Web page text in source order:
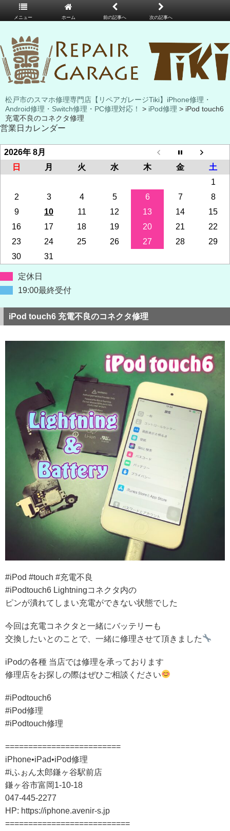
松戸市のスマホ修理専門店【リペアガレージTiki】iPhone修理・
Android修理・Switch修理・PC修理対応！
> iPod修理 > iPod touch6
充電不良のコネクタ修理
営業日カレンダー
2026年 8月
日
月 火 水 木 金
土
1
2
3 4 5 6 7
8
9
10 11 12 13 14
15
16
17 18 19 20 21
22
23
24 25 26 27 28
29
30
31
定休日
19:00最終受付
iPod touch6 充電不良のコネクタ修理
#iPod #touch #充電不良
#iPodtouch6 Lightningコネクタ内の
ピンが潰れてしまい充電ができない状態でした
今回は充電コネクタと一緒にバッテリーも
交換したいとのことで、一緒に修理させて頂きました
iPodの各種 当店では修理を承っております
修理店をお探しの際はぜひご相談ください
#iPodtouch6
#iPod修理
#iPodtouch修理
=========================
iPhone•iPad•iPod修理
#iふぉん太郎鎌ヶ谷駅前店
鎌ヶ谷市富岡1-10-18
047-445-2277
HP: https://iphone.avenir-s.jp
===========================
メニュー ホーム 前の記事へ 次の記事へ